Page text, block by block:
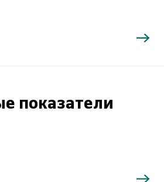
показатели